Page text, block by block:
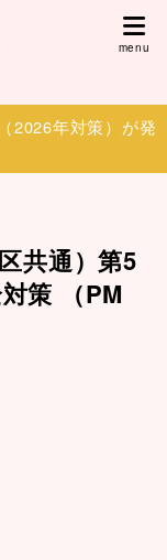
2026年対策）が発
共通）第5
策 （PM